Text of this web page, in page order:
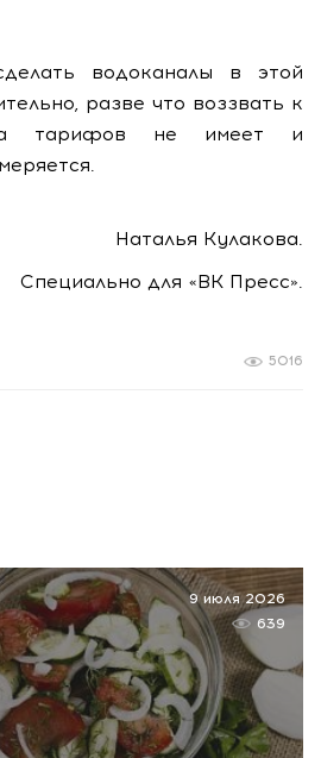
водоканалы в этой
разве что воззвать к
тарифов не имеет и
Наталья Кулакова.
Специально для «ВК Пресс».
5016
9 июля 2026
639